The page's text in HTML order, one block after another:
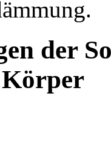
der
Körper